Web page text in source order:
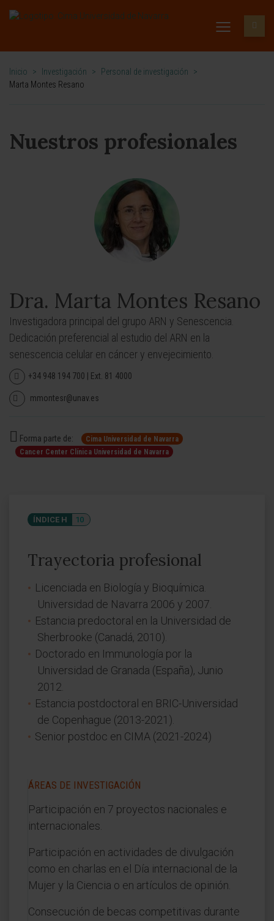
Inicio > Investigación > Personal de investigación
>
Marta Montes Resano
Nuestros profesionales
Dra. Marta Montes Resano
Investigadora principal del grupo ARN y Senescencia.
Dedicación preferencial al estudio del ARN en la
senescencia celular en cáncer y envejecimiento.
+34 948 194 700 | Ext. 81 4000
mmontesr@unav.es
Forma parte de:
Cima Universidad de Navarra
Cancer Center Clínica Universidad de Navarra
ÍNDICE H 10
Trayectoria profesional
Licenciada en Biología y Bioquímica.
Universidad de Navarra 2006 y 2007.
Estancia predoctoral en la Universidad de
Sherbrooke (Canadá, 2010).
Doctorado en Immunología por la
Universidad de Granada (España), Junio
2012.
Estancia postdoctoral en BRIC-Universidad
de Copenhague (2013-2021).
Senior postdoc en CIMA (2021-2024)
ÁREAS DE INVESTIGACIÓN
Participación en 7 proyectos nacionales e
internacionales.
Participación en actividades de divulgación
como en charlas en el Día internacional de la
Mujer y la Ciencia o en artículos de opinión.
Consecución de becas competitivas durante